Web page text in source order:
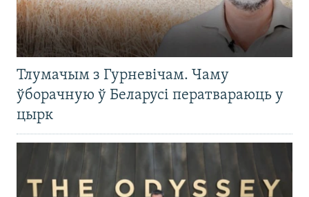
Тлумачым з Гурневічам. Чаму
ўборачную ў Беларусі ператвараюць у
цырк